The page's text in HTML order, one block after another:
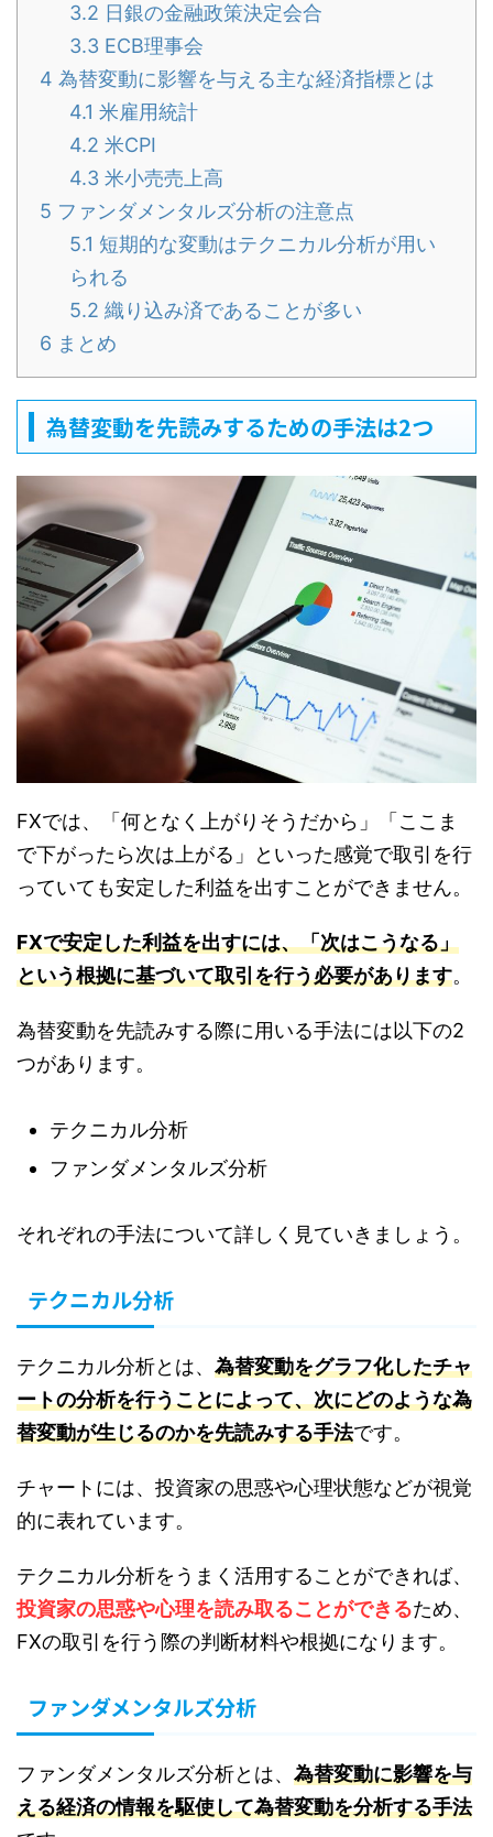
3.2 日銀の金融政策決定会合
3.3 ECB理事会
4 為替変動に影響を与える主な経済指標とは
4.1 米雇用統計
4.2 米CPI
4.3 米小売売上高
5 ファンダメンタルズ分析の注意点
5.1 短期的な変動はテクニカル分析が用い
られる
5.2 織り込み済であることが多い
6 まとめ
為替変動を先読みするための手法は2つ
FXでは、「何となく上がりそうだから」「ここま
で下がったら次は上がる」といった感覚で取引を行
っていても安定した利益を出すことができません。
FXで安定した利益を出すには、「次はこうなる」
という根拠に基づいて取引を行う必要があります。
為替変動を先読みする際に用いる手法には以下の2
つがあります。
テクニカル分析
ファンダメンタルズ分析
それぞれの手法について詳しく見ていきましょう。
テクニカル分析
テクニカル分析とは、 為替変動をグラフ化したチャ
ートの分析を行うことによって、次にどのような為
替変動が生じるのかを先読みする手法です。
チャートには、投資家の思惑や心理状態などが視覚
的に表れています。
テクニカル分析をうまく活用することができれば、
投資家の思惑や心理を読み取ることができるため、
FXの取引を行う際の判断材料や根拠になります。
ファンダメンタルズ分析
ファンダメンタルズ分析とは、 為替変動に影響を与
える経済の情報を駆使して為替変動を分析する手法